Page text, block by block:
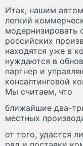
Итак, нашим
легкий
модернизировать
российских
находятся уже в
нуждаются в
партнер и
консалтинговой
Мы считаем, что
ближайшие два-
местных
от того, удастся